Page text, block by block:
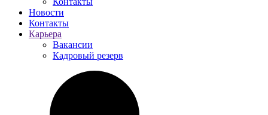
Новости
Контакты
Карьера
Вакансии
Кадровый резерв